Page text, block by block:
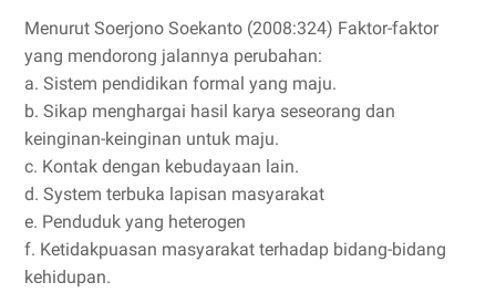
Menurut Soerjono Soekanto (2008:324) Faktor-faktor
yang mendorong jalannya perubahan:
a. Sistem pendidikan formal yang maju.
b. Sikap menghargai hasil karya seseorang dan
keinginan-keinginan untuk maju.
c. Kontak dengan kebudayaan lain.
d. System terbuka lapisan masyarakat
e. Penduduk yang heterogen
f. Ketidakpuasan masyarakat terhadap bidang-bidang
kehidupan.